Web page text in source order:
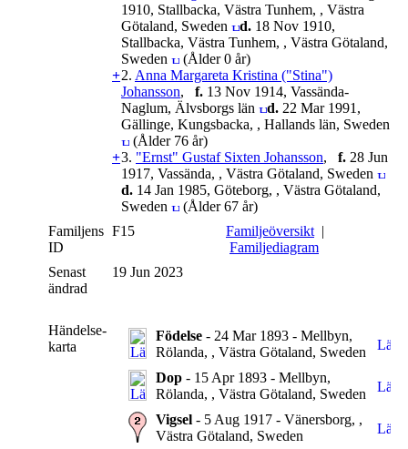
1910, Stallbacka, Västra Tunhem, , Västra
Götaland, Sweden
d. 18 Nov 1910,
Stallbacka, Västra Tunhem, , Västra Götaland,
Sweden
(Ålder 0 år)
+2. Anna Margareta Kristina ("Stina")
Johansson, f. 13 Nov 1914, Vassända-
Naglum, Älvsborgs län
d. 22 Mar 1991,
Gällinge, Kungsbacka, , Hallands län, Sweden
(Ålder 76 år)
+3. "Ernst" Gustaf Sixten Johansson, f. 28 Jun
1917, Vassända, , Västra Götaland, Sweden
d. 14 Jan 1985, Göteborg, , Västra Götaland,
Sweden
(Ålder 67 år)
Familjens
ID
F15 Familjeöversikt |
Familjediagram
Senast
ändrad
19 Jun 2023
Händelse-
karta
Födelse - 24 Mar 1893 - Mellbyn,
Rölanda, , Västra Götaland, Sweden
Dop - 15 Apr 1893 - Mellbyn,
Rölanda, , Västra Götaland, Sweden
Vigsel - 5 Aug 1917 - Vänersborg, ,
Västra Götaland, Sweden